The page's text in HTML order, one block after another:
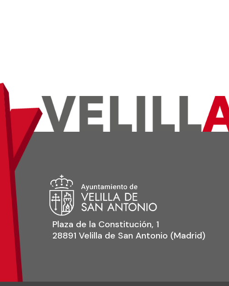
Plaza de la Constitución, 1
28891 Velilla de San Antonio (Madrid)